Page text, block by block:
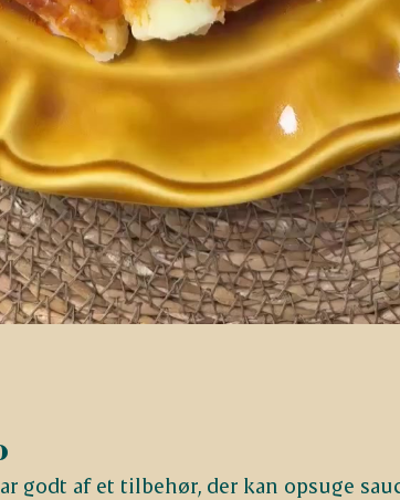
godt af et tilbehør, der kan opsuge